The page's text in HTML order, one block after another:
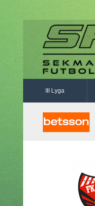
III Lyga